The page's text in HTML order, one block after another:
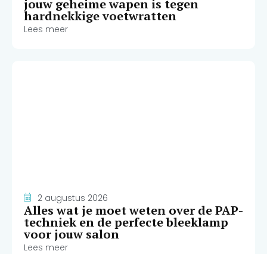
jouw geheime wapen is tegen
hardnekkige voetwratten
Lees meer
2 augustus 2026
Alles wat je moet weten over de PAP-
techniek en de perfecte bleeklamp
voor jouw salon
Lees meer